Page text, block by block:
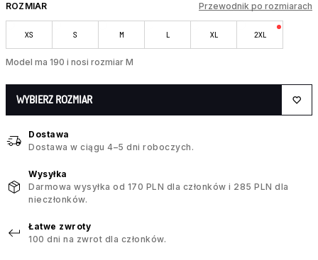
ROZMIAR Przewodnik po rozmiarach
XS S M L XL 2XL
Model ma 190 i nosi rozmiar M
WYBIERZ ROZMIAR
Dostawa
Dostawa w ciągu 4–5 dni roboczych.
Wysyłka
Darmowa wysyłka od 170 PLN dla członków i 285 PLN dla
nieczłonków.
Łatwe zwroty
100 dni na zwrot dla członków.